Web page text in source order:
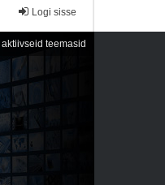
Logi sisse
aktiivseid teemasid